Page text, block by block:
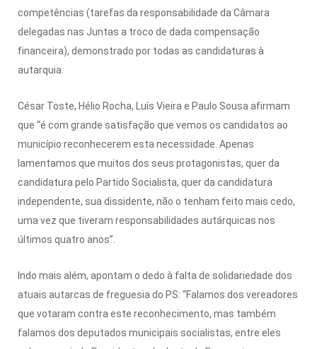
competências (tarefas da responsabilidade da Câmara
delegadas nas Juntas a troco de dada compensação
financeira), demonstrado por todas as candidaturas à
autarquia.
César Toste, Hélio Rocha, Luís Vieira e Paulo Sousa afirmam
que “é com grande satisfação que vemos os candidatos ao
município reconhecerem esta necessidade. Apenas
lamentamos que muitos dos seus protagonistas, quer da
candidatura pelo Partido Socialista, quer da candidatura
independente, sua dissidente, não o tenham feito mais cedo,
uma vez que tiveram responsabilidades autárquicas nos
últimos quatro anos”.
Indo mais além, apontam o dedo à falta de solidariedade dos
atuais autarcas de freguesia do PS: “Falamos dos vereadores
que votaram contra este reconhecimento, mas também
falamos dos deputados municipais socialistas, entre eles